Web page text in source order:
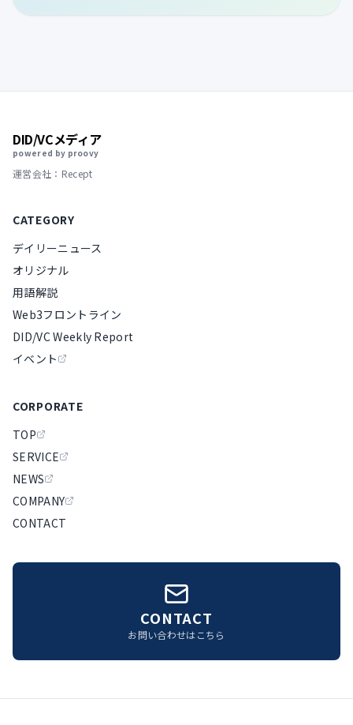
DID/VCメディア
powered by proovy
運営会社：Recept
CATEGORY
デイリーニュース
オリジナル
用語解説
Web3フロントライン
DID/VC Weekly Report
イベント
CORPORATE
TOP
SERVICE
NEWS
COMPANY
CONTACT
CONTACT
お問い合わせはこちら